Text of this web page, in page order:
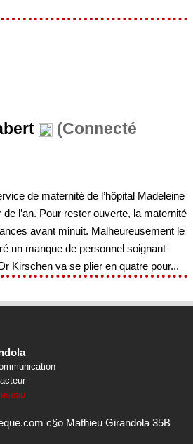
(Connecté
de maternité de l’hôpital Madeleine
l’an. Pour rester ouverte, la maternité
avant minuit. Malheureusement le
un manque de personnel soignant
Kirschen va se plier en quatre pour...
c§o Mathieu Girandola 35B